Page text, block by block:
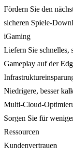
Fördern Sie den
sicheren Spiele-
iGaming
Liefern Sie schnelles,
Gameplay auf der
Niedrigere, besser
Multi-Cloud-
Sorgen Sie für
Ressourcen
Kundenvertrauen